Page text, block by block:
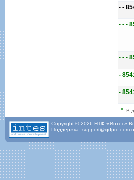
- -
- - -
- - -
-
-
В
Copyright © 2026 НТФ «Интес»
Поддержка: